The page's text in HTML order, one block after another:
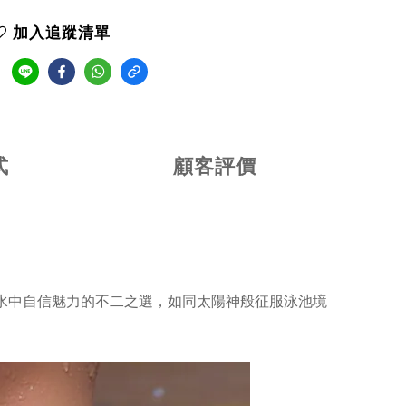
加入追蹤清單
顧客評價
自信魅力的不二之選，如同太陽神般征服泳池境